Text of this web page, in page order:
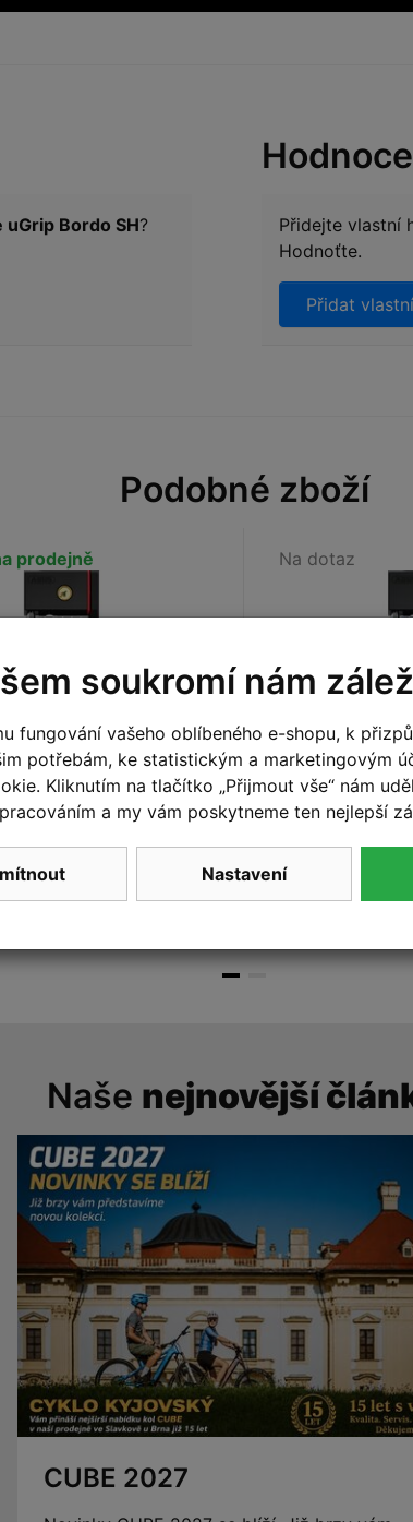
Bordo SH?
Přidejte vlastní
Hodnoťte.
Přidat
Podobné zboží
prodejně
5700/100 black
Na dotaz
Zámek
2 159 Kč
Naše nejnovější
CUBE 2027
soukromí nám
fungování vašeho oblíbeného e-shopu, k
potřebám, ke statistickým a marketingovým
Kliknutím na tlačítko „Přijmout vše“ nám
a my vám poskytneme ten nejlepší
Nastavení